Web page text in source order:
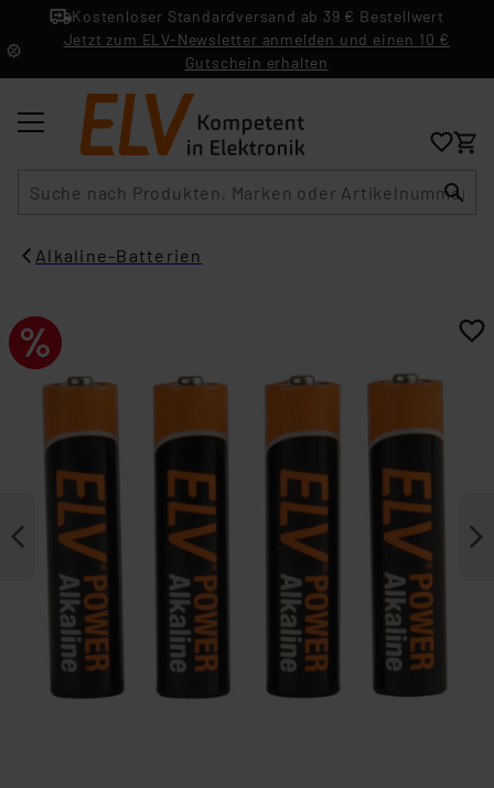
Kostenloser Standardversand ab 39 € Bestellwert
Jetzt zum ELV-Newsletter anmelden und einen 10 €
Gutschein erhalten
Alkaline-Batterien